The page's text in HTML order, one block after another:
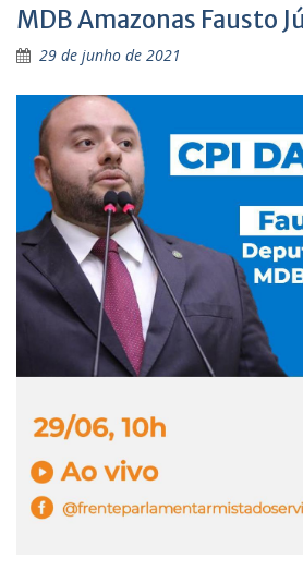
MDB Amazonas Fausto
29 de junho de 2021